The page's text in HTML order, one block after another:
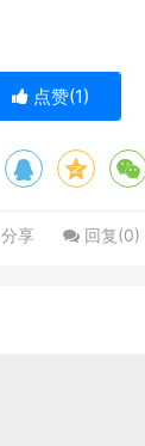
点赞(1)
分享 回复(0)